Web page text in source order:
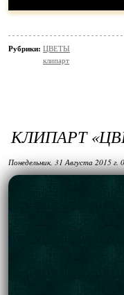
Рубрики: ЦВЕТЫ
клипарт
КЛИПАРТ
Понедельник, 31 Августа 2015 г.